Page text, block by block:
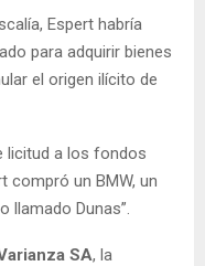
Espert habría
para adquirir bienes
el origen ilícito de
licitud a los fondos
compró un BMW, un
llamado Dunas”.
SA, la